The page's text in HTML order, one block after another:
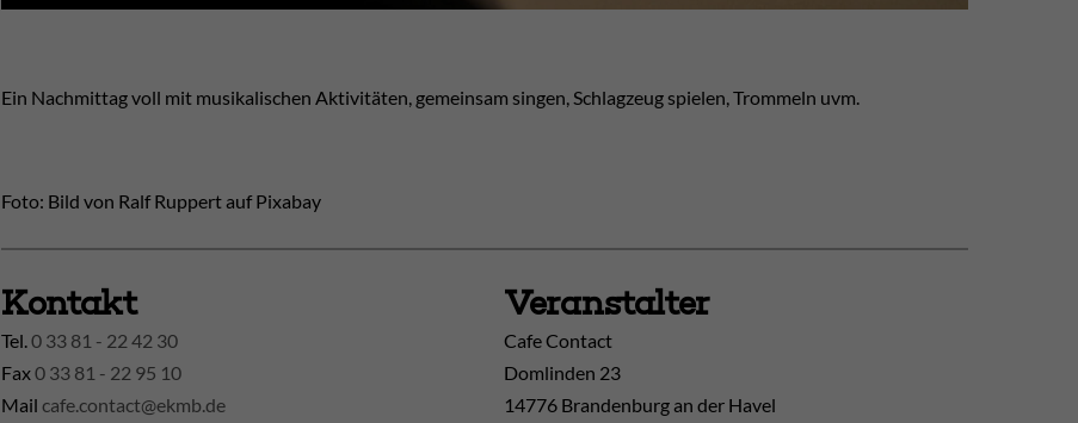
Ein Nachmittag voll mit musikalischen Aktivitäten, gemeinsam singen, Schlagzeug spielen, Trommeln uvm.
Foto: Bild von Ralf Ruppert auf Pixabay
Kontakt
Tel. 0 33 81 - 22 42 30
Fax0 33 81 - 22 95 10
Mail cafe.contact@ekmb.de
Veranstalter
Cafe Contact
Domlinden 23
14776 Brandenburg an der Havel